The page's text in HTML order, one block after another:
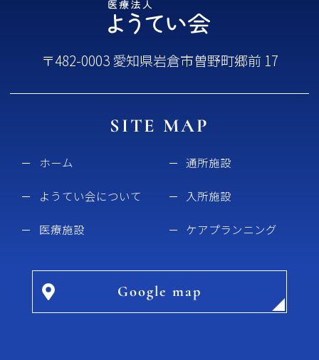
〒482-0003 愛知県岩倉市曽野町郷前 17
SITE MAP
ホーム 通所施設
ようてい会について 入所施設
医療施設 ケアプランニング
Google map